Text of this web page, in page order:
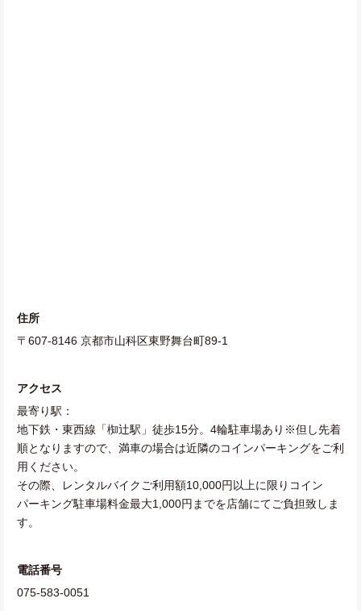
住所
〒607-8146 京都市山科区東野舞台町89-1
アクセス
最寄り駅：
地下鉄・東西線「椥辻駅」徒歩15分。4輪駐車場あり※但し先着
順となりますので、満車の場合は近隣のコインパーキングをご利
用ください。
その際、レンタルバイクご利用額10,000円以上に限りコイン
パーキング駐車場料金最大1,000円までを店舗にてご負担致しま
す。
電話番号
075-583-0051